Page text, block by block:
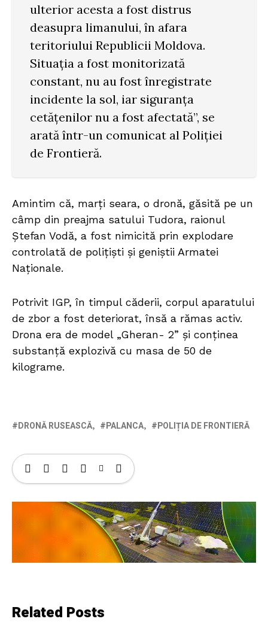
ulterior acesta a fost distrus
deasupra limanului, în afara
teritoriului Republicii Moldova.
Situația a fost monitorizată
constant, nu au fost înregistrate
incidente la sol, iar siguranța
cetățenilor nu a fost afectată”, se
arată într-un comunicat al Poliției
de Frontieră.
Amintim că, marți seara, o dronă, găsită pe un
câmp din preajma satului Tudora, raionul
Ștefan Vodă, a fost nimicită prin explodare
controlată de polițiști și geniștii Armatei
Naționale.
Potrivit IGP, în timpul căderii, corpul aparatului
de zbor a fost deteriorat, însă a rămas activ.
Drona era de model „Gheran- 2” și conținea
substanță explozivă cu masa de 50 de
kilograme.
DRONĂ RUSEASCĂ PALANCA POLIȚIA DE FRONTIERĂ
Related Posts